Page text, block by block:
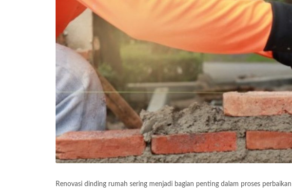
Renovasi dinding rumah sering menjadi bagian penting dalam proses